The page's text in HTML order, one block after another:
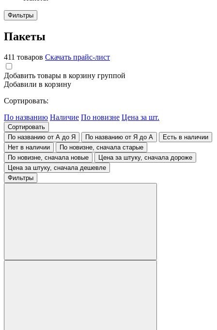
Фильтры
Пакеты
411 товаров Скачать прайс-лист
Добавить товары в корзину группой
Добавили в корзину
Сортировать:
По названию Наличие По новизне Цена за шт.
Сортировать
По названию от А до Я
По названию от Я до А
Есть в наличии
Нет в наличии
По новизне, сначала старые
По новизне, сначала новые
Цена за штуку, сначала дороже
Цена за штуку, сначала дешевле
Фильтры